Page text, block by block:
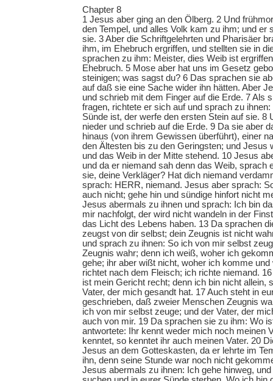
Chapter 8
1 Jesus aber ging an den Ölberg. 2 Und
den Tempel, und alles Volk kam zu ihm; und er
sie. 3 Aber die Schriftgelehrten und Pharisäer
ihm, im Ehebruch ergriffen, und stellten sie in
sprachen zu ihm: Meister, dies Weib ist
Ehebruch. 5 Mose aber hat uns im Gesetz
steinigen; was sagst du? 6 Das sprachen sie
auf daß sie eine Sache wider ihn hätten. Aber
und schrieb mit dem Finger auf die Erde. 7 Als
fragen, richtete er sich auf und sprach zu
Sünde ist, der werfe den ersten Stein auf sie. 8
nieder und schrieb auf die Erde. 9 Da sie aber
hinaus (von ihrem Gewissen überführt), einer
den Ältesten bis zu den Geringsten; und Jesus
und das Weib in der Mitte stehend. 10 Jesus
und da er niemand sah denn das Weib, sprach
sie, deine Verkläger? Hat dich niemand
sprach: HERR, niemand. Jesus aber sprach:
auch nicht; gehe hin und sündige hinfort nicht
Jesus abermals zu ihnen und sprach: Ich bin
mir nachfolgt, der wird nicht wandeln in der
das Licht des Lebens haben. 13 Da sprachen
zeugst von dir selbst; dein Zeugnis ist nicht
und sprach zu ihnen: So ich von mir selbst
Zeugnis wahr; denn ich weiß, woher ich
gehe; ihr aber wißt nicht, woher ich komme und
richtet nach dem Fleisch; ich richte niemand.
ist mein Gericht recht; denn ich bin nicht allein,
Vater, der mich gesandt hat. 17 Auch steht in
geschrieben, daß zweier Menschen Zeugnis
ich von mir selbst zeuge; und der Vater, der
auch von mir. 19 Da sprachen sie zu ihm: Wo
antwortete: Ihr kennt weder mich noch meinen
kenntet, so kenntet ihr auch meinen Vater. 20
Jesus an dem Gotteskasten, da er lehrte im
ihn, denn seine Stunde war noch nicht
Jesus abermals zu ihnen: Ich gehe hinweg,